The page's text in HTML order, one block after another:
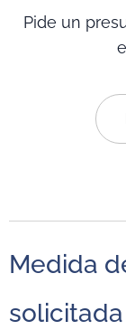
Pide un
Medida